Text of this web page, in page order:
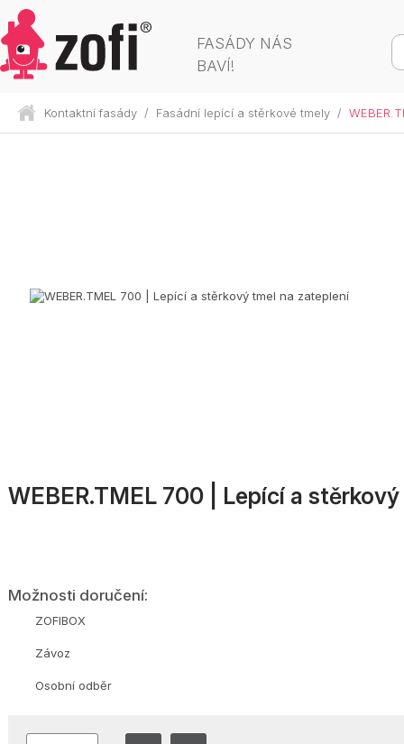
FASÁDY NÁS
BAVÍ!
Kontaktní fasády/ Fasádní lepící a stěrkové tmely/
WEBER.TMEL 700 | Lepící a
Možnosti doručení:
ZOFIBOX
Závoz
Osobní odběr